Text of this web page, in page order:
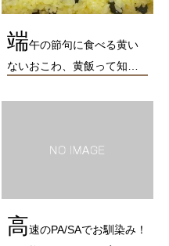
端午の節句に食べる黄い
ないおこわ、黄飯って知…
高速のPA/SAでお馴染み！